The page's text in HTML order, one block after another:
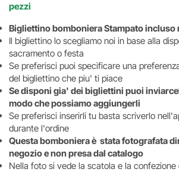
pezzi
Bigliettino bomboniera Stampato incluso
Il bigliettino lo scegliamo noi in base alla
sacramento o festa
Se preferisci puoi specificare una
del bigliettino che piu' ti piace
Se disponi gia' dei bigliettini puoi
modo che possiamo aggiungerli
Se preferisci inserirli tu basta scriverlo
durante l'ordine
Questa bomboniera è stata fotografata
negozio e non presa dal catalogo
Nella foto si vede la scatola e la